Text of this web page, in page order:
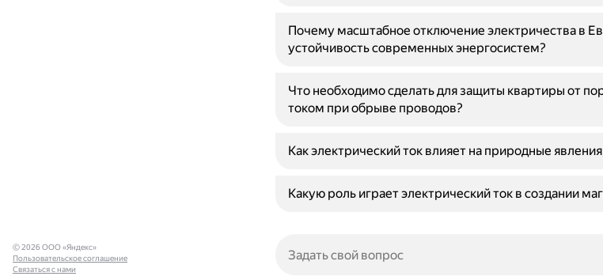
Почему масштабное отключение электричества в
устойчивость современных энергосистем?
Что необходимо сделать для защиты квартиры от
током при обрыве проводов?
Как электрический ток влияет на природные
Какую роль играет электрический ток в создании
© 2026 ООО «Яндекс»
Пользовательское соглашение
Связаться с нами